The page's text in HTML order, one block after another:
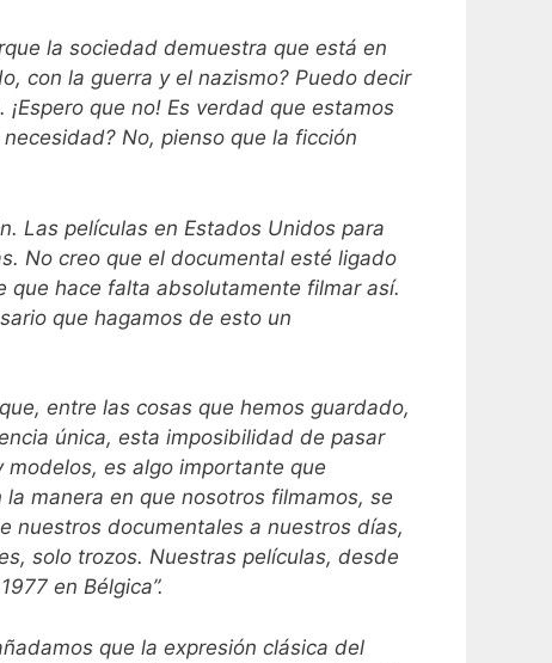
la sociedad demuestra que está en
con la guerra y el nazismo? Puedo decir
que no! Es verdad que estamos
No, pienso que la ficción
Las películas en Estados Unidos para
No creo que el documental esté ligado
que hace falta absolutamente filmar así.
que hagamos de esto un
entre las cosas que hemos guardado,
única, esta imposibilidad de pasar
es algo importante que
manera en que nosotros filmamos, se
nuestros documentales a nuestros días,
solo trozos. Nuestras películas, desde
en Bélgica”.
que la expresión clásica del